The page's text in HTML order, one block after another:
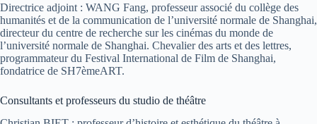
Directrice adjoint : WANG Fang, professeur associé du collège des
humanités et de la communication de l’université normale de Shanghai,
directeur du centre de recherche sur les cinémas du monde de
l’université normale de Shanghai. Chevalier des arts et des lettres,
programmateur du Festival International de Film de Shanghai,
fondatrice de SH7èmeART.
Consultants et professeurs du studio de théâtre